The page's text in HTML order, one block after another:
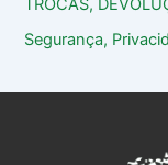
TROCAS,
Segurança,